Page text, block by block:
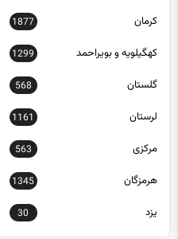
کاریکاتور 452
کرمان 1877
کهگیلویه و بویراحمد 1299
گلستان 568
لرستان 1161
مرکزی 563
1345